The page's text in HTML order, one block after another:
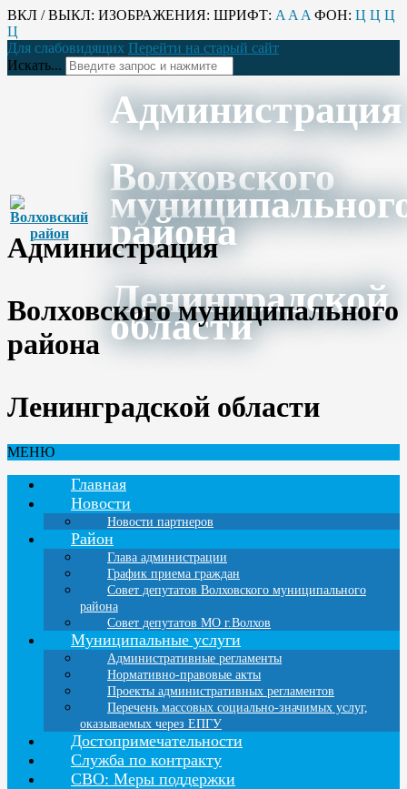
ВКЛ / ВЫКЛ: ИЗОБРАЖЕНИЯ: ШРИФТ: A A A ФОН: Ц Ц Ц
Ц
Для слабовидящих Перейти на старый сайт
Искать...
Администрация
Волховского
района
Ленинградской
области
Администрация
Волховского муниципального
района
Ленинградской области
МЕНЮ
Главная
Новости
Новости партнеров
Район
Глава администрации
График приема граждан
Совет депутатов Волховского муниципального
района
Совет депутатов МО г.Волхов
Муниципальные услуги
Административные регламенты
Нормативно-правовые акты
Проекты административных регламентов
Перечень массовых социально-значимых услуг,
оказываемых через ЕПГУ
Достопримечательности
Служба по контракту
СВО: Меры поддержки